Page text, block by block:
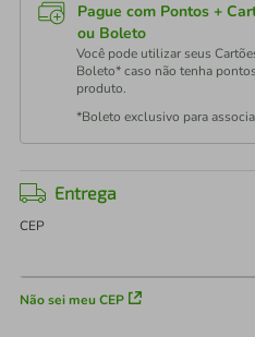
Pague com Pontos +
ou Boleto
Você pode utilizar seus
Boleto* caso não tenha
produto.
*Boleto exclusivo para
Entrega
CEP
Não sei meu CEP